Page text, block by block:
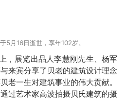
5月16日逝世，享年102岁。
，展览出品人李慧刚先生、杨军
来宾分享了贝老的建筑设计理念
老一生对建筑事业的伟大贡献。
过艺术家高波拍摄贝氏建筑的摄